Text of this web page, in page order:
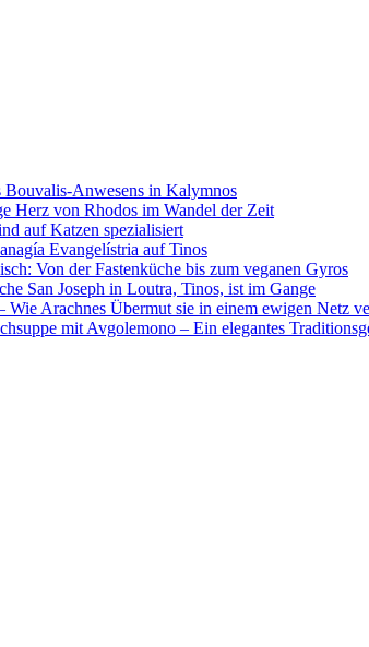
Bouvalis-Anwesens in Kalymnos
Herz von Rhodos im Wandel der Zeit
auf Katzen spezialisiert
Evangelístria auf Tinos
Von der Fastenküche bis zum veganen Gyros
San Joseph in Loutra, Tinos, ist im Gange
Wie Arachnes Übermut sie in einem ewigen Netz
mit Avgolemono – Ein elegantes